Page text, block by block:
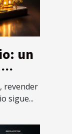
un
revender
sigue...